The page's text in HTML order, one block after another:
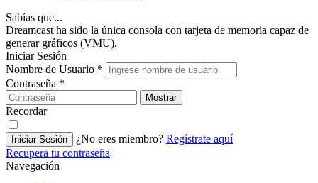
Sabías que...
Dreamcast ha sido la única consola con tarjeta de memoria capaz de
generar gráficos (VMU).
Iniciar Sesión
Nombre de Usuario *
Contraseña *
Mostrar
Recordar
Iniciar Sesión ¿No eres miembro? Regístrate aquí
Recupera tu contraseña
Navegación